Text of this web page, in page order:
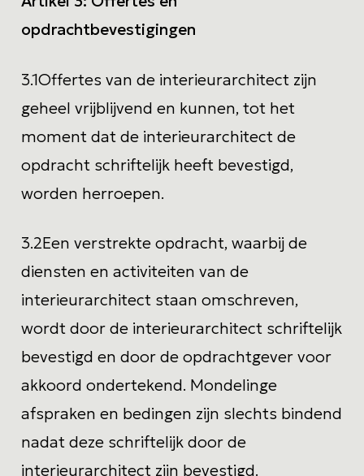
opdrachtbevestigingen
3.1Offertes van de interieurarchitect zijn
geheel vrijblijvend en kunnen, tot het
moment dat de interieurarchitect de
opdracht schriftelijk heeft bevestigd,
worden herroepen.
3.2Een verstrekte opdracht, waarbij de
diensten en activiteiten van de
interieurarchitect staan omschreven,
wordt door de interieurarchitect schriftelijk
bevestigd en door de opdrachtgever voor
akkoord ondertekend. Mondelinge
afspraken en bedingen zijn slechts bindend
nadat deze schriftelijk door de
interieurarchitect zijn bevestigd.